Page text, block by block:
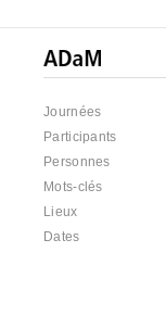
Journées
Participants
Personnes
Mots-clés
Lieux
Dates